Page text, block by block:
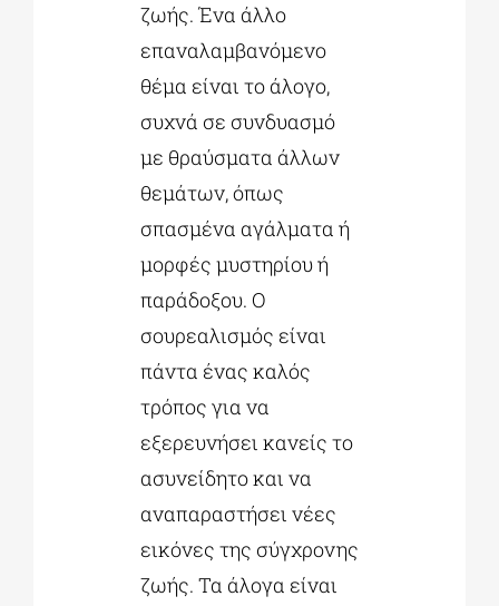
ζωής. Ένα άλλο
επαναλαμβανόμενο
θέμα είναι το άλογο,
συχνά σε συνδυασμό
με θραύσματα άλλων
θεμάτων, όπως
σπασμένα αγάλματα ή
μορφές μυστηρίου ή
παράδοξου. Ο
σουρεαλισμός είναι
πάντα ένας καλός
τρόπος για να
εξερευνήσει κανείς το
ασυνείδητο και να
αναπαραστήσει νέες
εικόνες της σύγχρονης
ζωής. Τα άλογα είναι